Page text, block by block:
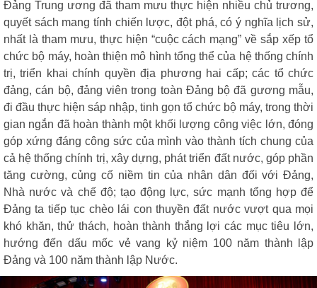
Đảng Trung ương đã tham mưu thực hiện nhiều chủ trương,
quyết sách mang tính chiến lược, đột phá, có ý nghĩa lịch sử,
nhất là tham mưu, thực hiện “cuộc cách mạng” về sắp xếp tổ
chức bộ máy, hoàn thiện mô hình tổng thể của hệ thống chính
trị, triển khai chính quyền địa phương hai cấp; các tổ chức
đảng, cán bộ, đảng viên trong toàn Đảng bộ đã gương mẫu,
đi đầu thực hiện sáp nhập, tinh gọn tổ chức bộ máy, trong thời
gian ngắn đã hoàn thành một khối lượng công việc lớn, đóng
góp xứng đáng công sức của mình vào thành tích chung của
cả hệ thống chính trị, xây dựng, phát triển đất nước, góp phần
tăng cường, củng cố niềm tin của nhân dân đối với Đảng,
Nhà nước và chế độ; tạo động lực, sức mạnh tổng hợp để
Đảng ta tiếp tục chèo lái con thuyền đất nước vượt qua mọi
khó khăn, thử thách, hoàn thành thắng lợi các mục tiêu lớn,
hướng đến dấu mốc vẻ vang kỷ niệm 100 năm thành lập
Đảng và 100 năm thành lập Nước.